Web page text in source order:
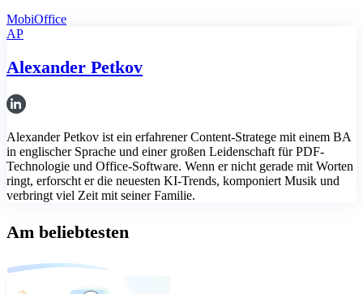
MobiOffice
AP
Alexander Petkov
Alexander Petkov ist ein erfahrener Content-Stratege mit einem BA
in englischer Sprache und einer großen Leidenschaft für PDF-
Technologie und Office-Software. Wenn er nicht gerade mit Worten
ringt, erforscht er die neuesten KI-Trends, komponiert Musik und
verbringt viel Zeit mit seiner Familie.
Am beliebtesten